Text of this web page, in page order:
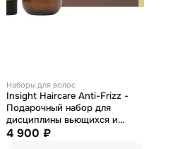
Наборы для волос
Insight Haircare Anti-Frizz -
Подарочный набор для
дисциплины вьющихся и
непослушных волос (шампунь
4 900 ₽